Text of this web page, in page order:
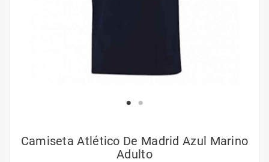
Camiseta Atlético De Madrid Azul Marino
Adulto